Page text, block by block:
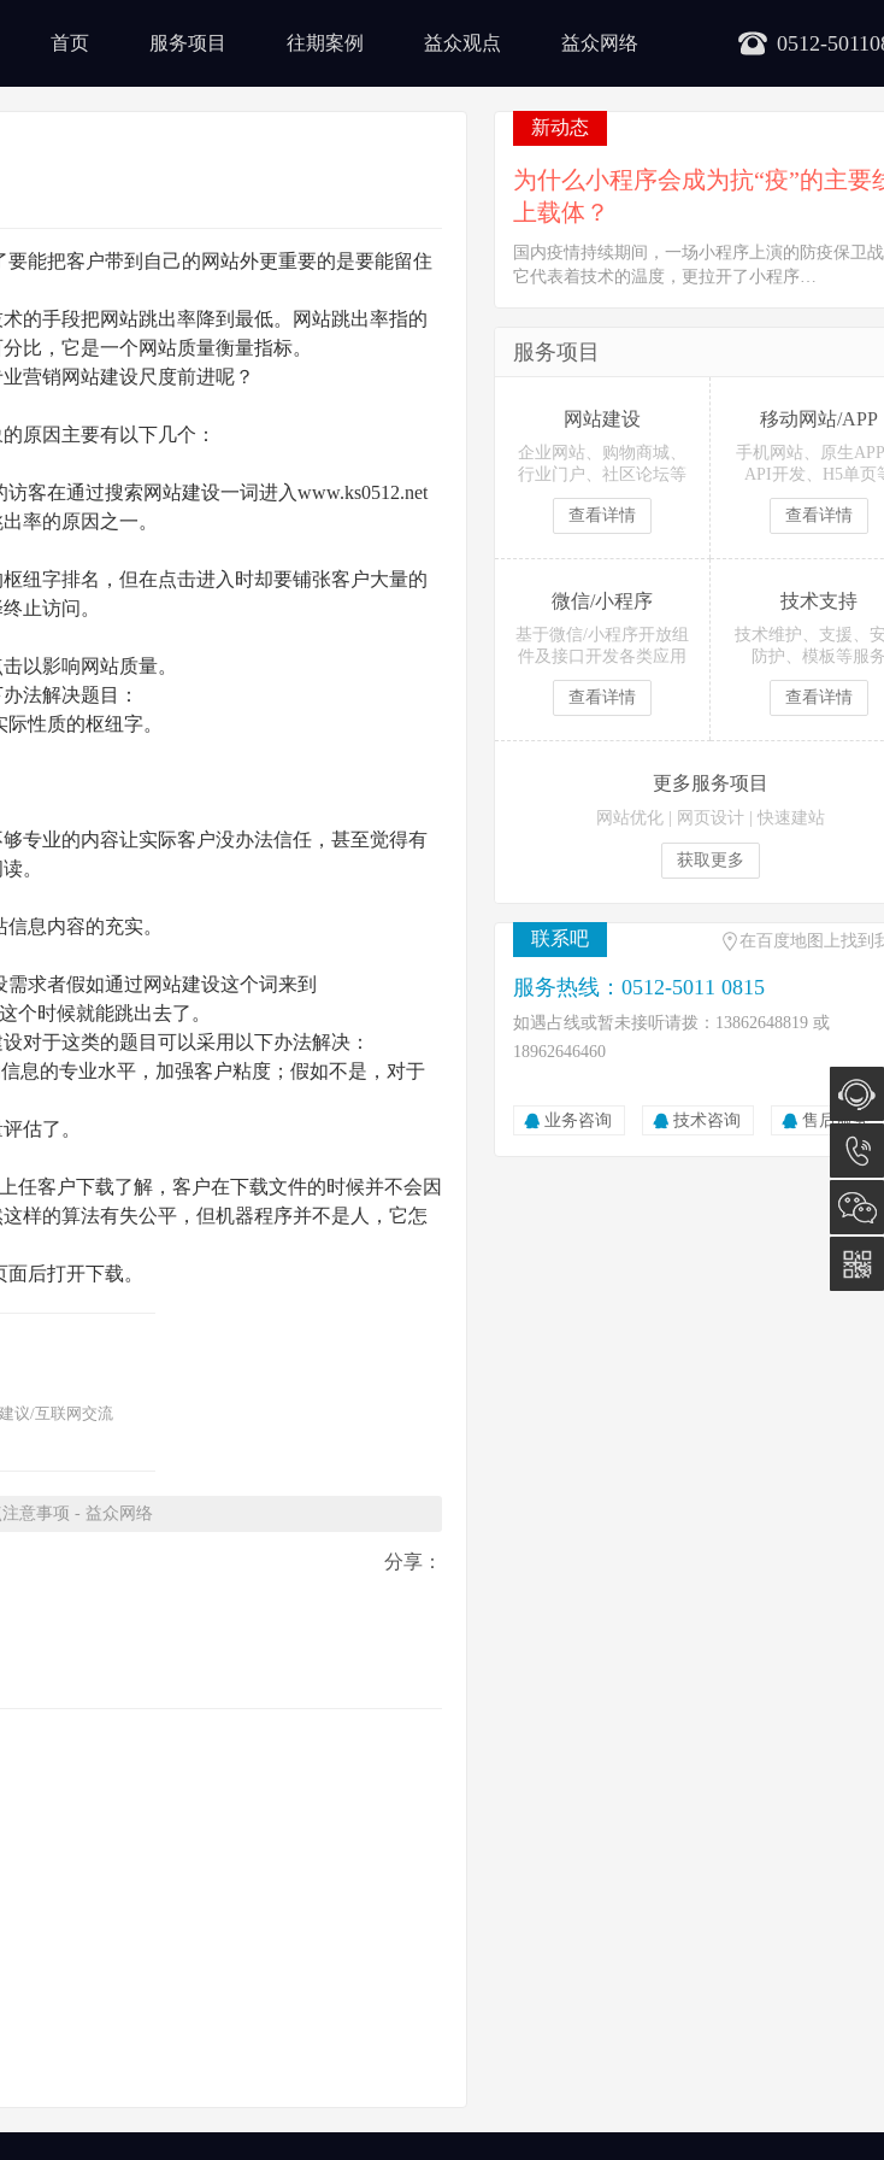
0512-
首页 服务项目 往期案例 益众观点 益众网络
能把客户带到自己的网站外更重要的是要能留住
手段把网站跳出率降到最低。网站跳出率指的
比，它是一个网站质量衡量指标。
营销网站建设尺度前进呢？
原因主要有以下几个：
在通过搜索网站建设一词进入www.ks0512.net
率的原因之一。
字排名，但在点击进入时却要铺张客户大量的
止访问。
以影响网站质量。
法解决题目：
性质的枢纽字。
业的内容让实际客户没办法信任，甚至觉得有
。
息内容的充实。
求者假如通过网站建设这个词来到
个时候就能跳出去了。
于这类的题目可以采用以下办法解决：
的专业水平，加强客户粘度；假如不是，对于
估了。
客户下载了解，客户在下载文件的时候并不会因
样的算法有失公平，但机器程序并不是人，它怎
后打开下载。
议/互联网交流
意事项 - 益众网络
分享：
新动态
为什么小程序会成为抗“疫”的主要
上载体？
国内疫情持续期间，一场小程序上演的防疫保卫
它代表着技术的温度，更拉开了小程序…
服务项目
网站建设
企业网站、购物商城、
行业门户、社区论坛等
查看详情
移动网站/APP
手机网站、原生
API开发、H5单页
查看详情
微信/小程序
基于微信/小程序开放组
件及接口开发各类应用
查看详情
技术支持
技术维护、支援、
防护、模板等服
查看详情
更多服务项目
网站优化 网页设计 快速建站
获取更多
联系吧 在百度地图上找到
服务热线：0512-5011 0815
如遇占线或暂未接听请拨：13862648819 或
18962646460
业务咨询 技术咨询
售后服务
在线咨
询
0512-
5011